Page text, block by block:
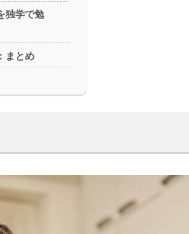
独学で勉
まとめ